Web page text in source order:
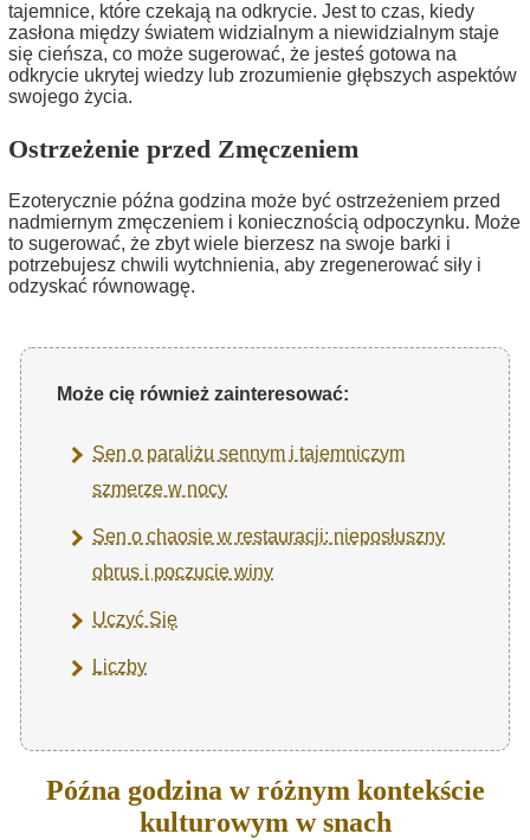
tajemnice, które czekają na odkrycie. Jest to czas, kiedy
zasłona między światem widzialnym a niewidzialnym staje
się cieńsza, co może sugerować, że jesteś gotowa na
odkrycie ukrytej wiedzy lub zrozumienie głębszych aspektów
swojego życia.
Ostrzeżenie przed Zmęczeniem
Ezoterycznie późna godzina może być ostrzeżeniem przed
nadmiernym zmęczeniem i koniecznością odpoczynku. Może
to sugerować, że zbyt wiele bierzesz na swoje barki i
potrzebujesz chwili wytchnienia, aby zregenerować siły i
odzyskać równowagę.
Może cię również zainteresować:
Sen o paraliżu sennym i tajemniczym
szmerze w nocy
Sen o chaosie w restauracji: nieposłuszny
obrus i poczucie winy
Uczyć Się
Liczby
Późna godzina w różnym kontekście
kulturowym w snach